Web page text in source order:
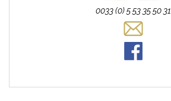
0033 (0) 5 53 35 50 31